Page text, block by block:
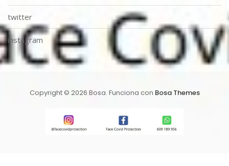
twitter
instagram
Copyright © 2026 Bosa. Funciona con Bosa Themes